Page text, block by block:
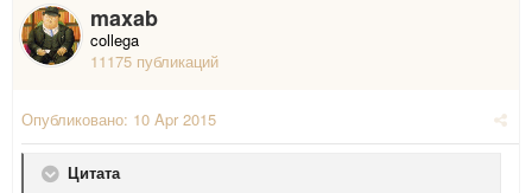
maxab
collega
11175 публикаций
Опубликовано: 10 Apr 2015
Цитата